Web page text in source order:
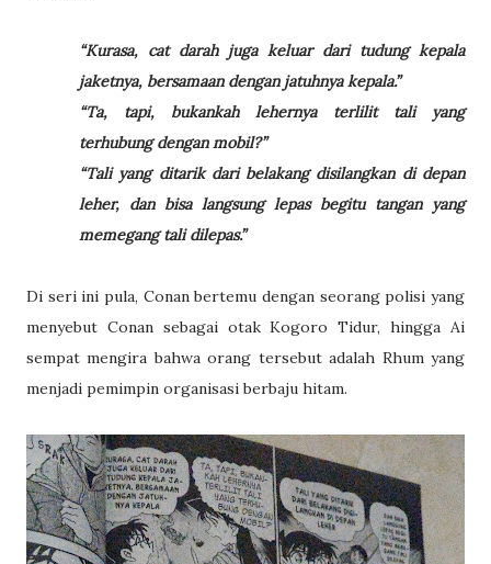
“Kurasa, cat darah juga keluar dari tudung kepala
jaketnya, bersamaan dengan jatuhnya kepala.”
“Ta, tapi, bukankah lehernya terlilit tali yang
terhubung dengan mobil?”
“Tali yang ditarik dari belakang disilangkan di depan
leher, dan bisa langsung lepas begitu tangan yang
memegang tali dilepas.”
Di seri ini pula, Conan bertemu dengan seorang polisi yang
menyebut Conan sebagai otak Kogoro Tidur, hingga Ai
sempat mengira bahwa orang tersebut adalah Rhum yang
menjadi pemimpin organisasi berbaju hitam.